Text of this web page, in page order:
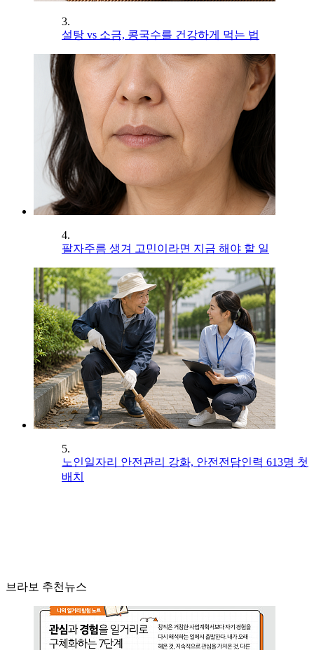
3.
설탕 vs 소금, 콩국수를 건강하게 먹는 법
4.
팔자주름 생겨 고민이라면 지금 해야 할 일
5.
노인일자리 안전관리 강화, 안전전담인력 613명 첫
배치
브라보 추천뉴스